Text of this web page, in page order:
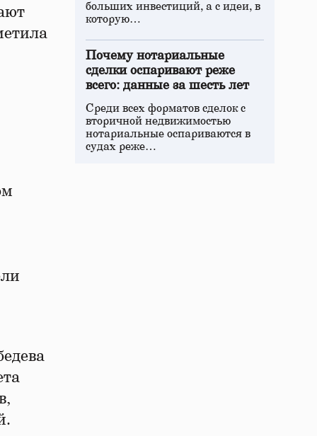
больших инвестиций, а с идеи, в
которую…
Почему нотариальные
сделки оспаривают реже
всего: данные за шесть лет
Среди всех форматов сделок с
вторичной недвижимостью
нотариальные оспариваются в
судах реже…